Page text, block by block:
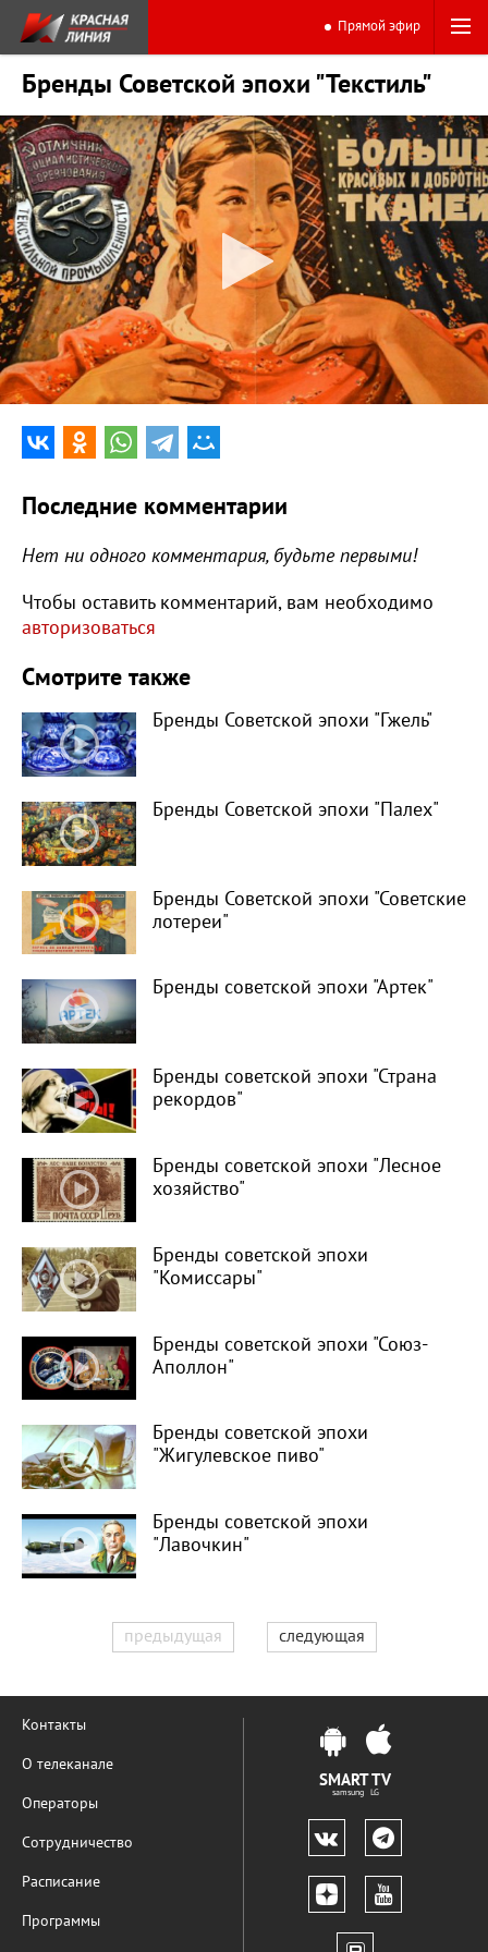
Прямой эфир
Бренды Советской эпохи "Текстиль"
0:00 5:03
Последние комментарии
Нет ни одного комментария, будьте первыми!
Чтобы оставить комментарий, вам необходимо
авторизоваться
Смотрите также
Бренды Советской эпохи "Гжель"
Бренды Советской эпохи "Палех"
Бренды Советской эпохи "Советские
лотереи"
Бренды советской эпохи "Артек"
Бренды советской эпохи "Страна
рекордов"
Бренды советской эпохи "Лесное
хозяйство"
Бренды советской эпохи
"Комиссары"
Бренды советской эпохи "Союз-
Аполлон"
Бренды советской эпохи
"Жигулевское пиво"
Бренды советской эпохи
"Лавочкин"
предыдущая следующая
Контакты
О телеканале
Операторы
Сотрудничество
Расписание
Программы
SMART TV
samsung LG